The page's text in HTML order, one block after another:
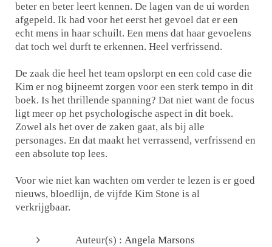
beter en beter leert kennen. De lagen van de ui worden
afgepeld. Ik had voor het eerst het gevoel dat er een
echt mens in haar schuilt. Een mens dat haar gevoelens
dat toch wel durft te erkennen. Heel verfrissend.
De zaak die heel het team opslorpt en een cold case die
Kim er nog bijneemt zorgen voor een sterk tempo in dit
boek. Is het thrillende spanning? Dat niet want de focus
ligt meer op het psychologische aspect in dit boek.
Zowel als het over de zaken gaat, als bij alle
personages. En dat maakt het verrassend, verfrissend en
een absolute top lees.
Voor wie niet kan wachten om verder te lezen is er goed
nieuws, bloedlijn, de vijfde Kim Stone is al
verkrijgbaar.
Auteur(s) : Angela Marsons